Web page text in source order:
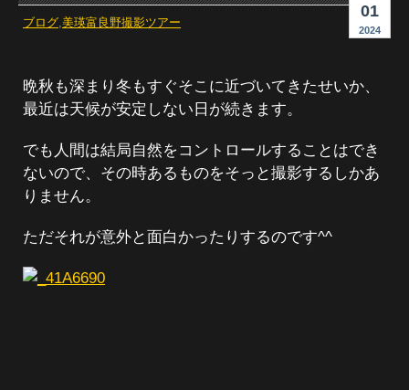
01
2024
ブログ,美瑛富良野撮影ツアー
晩秋も深まり冬もすぐそこに近づいてきたせいか、
最近は天候が安定しない日が続きます。
でも人間は結局自然をコントロールすることはでき
ないので、その時あるものをそっと撮影するしかあ
りません。
ただそれが意外と面白かったりするのです^^